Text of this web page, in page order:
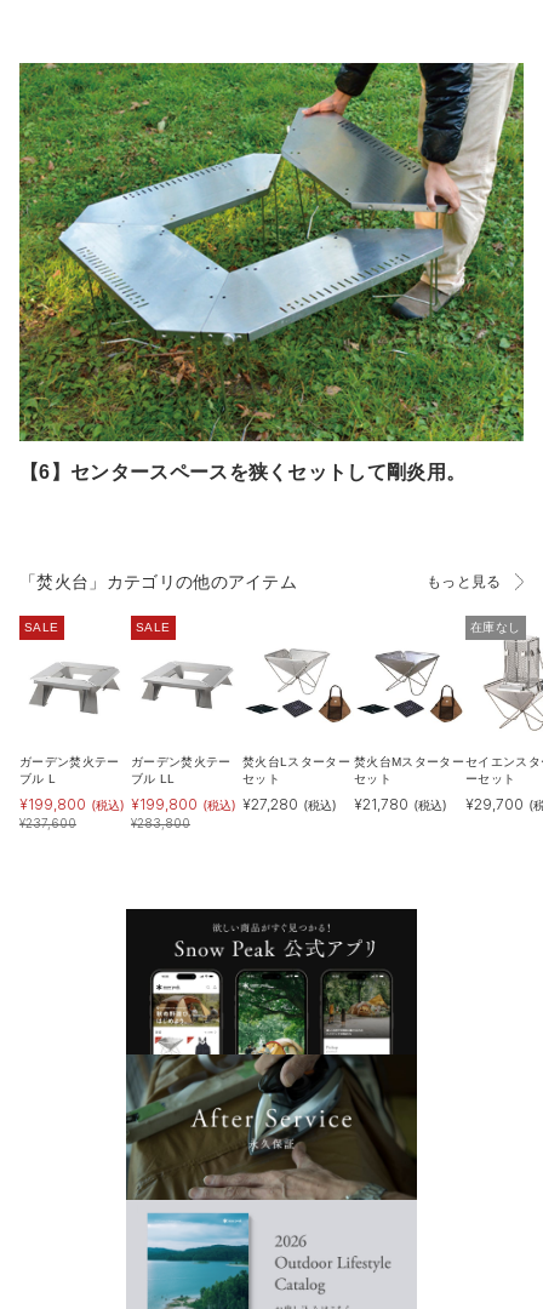
【6】センタースペースを狭くセットして剛炎用。
「焚火台」カテゴリの他のアイテム もっと見る
SALE
ガーデン焚火テー
ブル L
¥199,800 (税込)
¥237,600
SALE
ガーデン焚火テー
ブル LL
¥199,800 (税込)
¥283,800
焚火台Lスターター
セット
¥27,280 (税込)
焚火台Mスターター
セット
¥21,780 (税込)
在庫なし
セイエンスタ
ーセット
¥29,700 (